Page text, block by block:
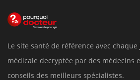
Le site santé de référence avec
médicale decryptée par des médecins
conseils des meilleurs spécialistes.